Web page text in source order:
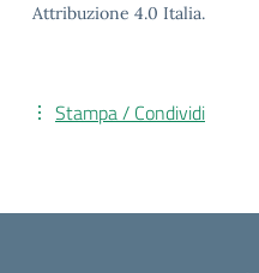
Attribuzione 4.0 Italia.
Stampa / Condividi